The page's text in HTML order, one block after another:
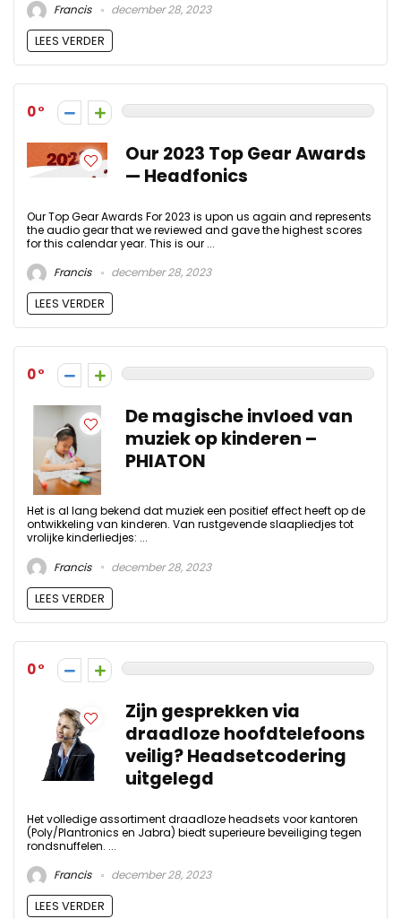
Francis
december 28, 2023
LEES VERDER
0
Our 2023 Top Gear Awards
— Headfonics
Our Top Gear Awards For 2023 is upon us again and represents
the audio gear that we reviewed and gave the highest scores
for this calendar year. This is our ...
Francis
december 28, 2023
LEES VERDER
0
De magische invloed van
muziek op kinderen –
PHIATON
Het is al lang bekend dat muziek een positief effect heeft op de
ontwikkeling van kinderen. Van rustgevende slaapliedjes tot
vrolijke kinderliedjes: ...
Francis
december 28, 2023
LEES VERDER
0
Zijn gesprekken via
draadloze hoofdtelefoons
veilig? Headsetcodering
uitgelegd
Het volledige assortiment draadloze headsets voor kantoren
(Poly/Plantronics en Jabra) biedt superieure beveiliging tegen
rondsnuffelen. ...
Francis
december 28, 2023
LEES VERDER